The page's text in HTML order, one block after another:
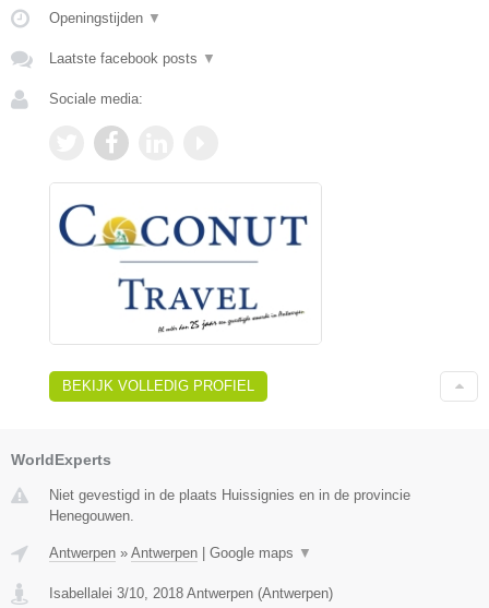
Openingstijden ▼
Laatste facebook posts ▼
Sociale media:
BEKIJK VOLLEDIG PROFIEL
WorldExperts
Niet gevestigd in de plaats Huissignies en in de provincie
Henegouwen.
Antwerpen » Antwerpen Google maps ▼
Isabellalei 3/10 2018 Antwerpen (Antwerpen)